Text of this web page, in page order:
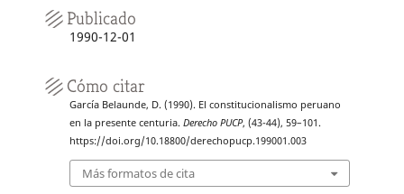
Publicado
1990-12-01
Cómo citar
García Belaunde, D. (1990). El constitucionalismo peruano
en la presente centuria. Derecho PUCP, (43-44), 59–101.
https://doi.org/10.18800/derechopucp.199001.003
Más formatos de cita